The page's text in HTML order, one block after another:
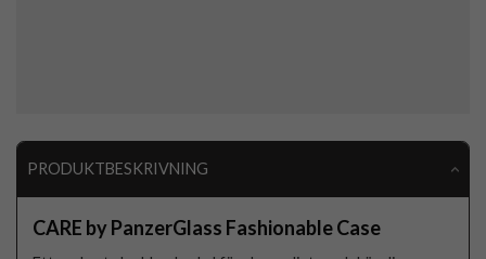
PRODUKTBESKRIVNING
CARE by PanzerGlass Fashionable Case